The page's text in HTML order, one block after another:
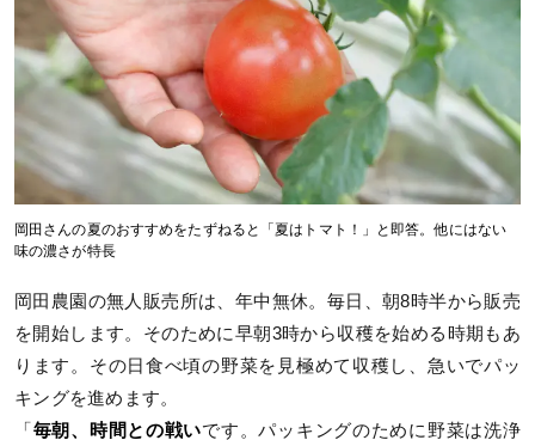
岡田さんの夏のおすすめをたずねると「夏はトマト！」と即答。他にはない
味の濃さが特長
岡田農園の無人販売所は、年中無休。毎日、朝8時半から販売
を開始します。そのために早朝3時から収穫を始める時期もあ
ります。その日食べ頃の野菜を見極めて収穫し、急いでパッ
キングを進めます。
「 毎朝、時間との戦いです。パッキングのために野菜は洗浄